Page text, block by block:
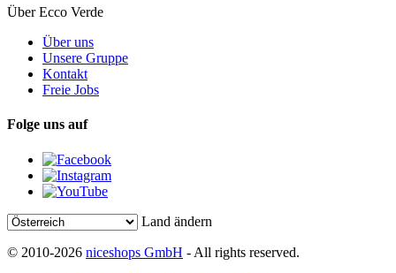
Über Ecco Verde
Über uns
Unsere Gruppe
Kontakt
Freie Jobs
Folge uns auf
Land ändern
© 2010-2026 niceshops GmbH - All rights reserved.